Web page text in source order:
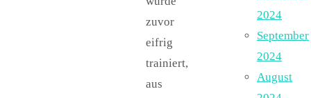
zuvor
eifrig
trainiert,
aus
2024
September
2024
August